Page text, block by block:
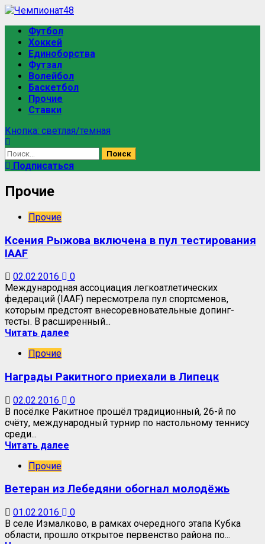
Футбол
Хоккей
Единоборства
Футзал
Волейбол
Баскетбол
Прочие
Ставки
Кнопка: светлая/темная
Подписаться
Прочие
Прочие
Ксения Рыжова включена в пул тестирования
IAAF
02.02.2016
0
Международная ассоциация легкоатлетических
федераций (IAAF) пересмотрела пул спортсменов,
которым предстоят внесоревновательные допинг-
тесты. В расширенный...
Читать далее
Прочие
Награды Ракитного приехали в Липецк
02.02.2016
0
В посёлке Ракитное прошёл традиционный, 26-й по
счёту, международный турнир по настольному теннису
среди...
Читать далее
Прочие
Ветеран из Лебедяни обогнал молодёжь
01.02.2016
0
В селе Измалково, в рамках очередного этапа Кубка
области, прошло открытое первенство района по...